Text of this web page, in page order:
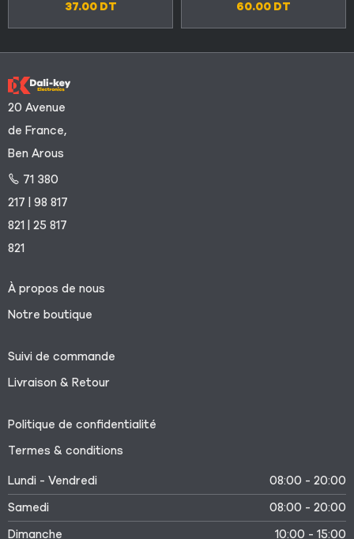
37.00 DT
60.00 DT
20 Avenue
de France,
Ben Arous
71 380
217 | 98 817
821 | 25 817
821
À propos de nous
Notre boutique
Suivi de commande
Livraison & Retour
Politique de confidentialité
Termes & conditions
Lundi - Vendredi
08:00 - 20:00
Samedi
08:00 - 20:00
Dimanche
10:00 - 15:00